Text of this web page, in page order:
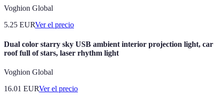
Voghion Global
5.25 EURVer el precio
Dual color starry sky USB ambient interior projection light, car
roof full of stars, laser rhythm light
Voghion Global
16.01 EURVer el precio